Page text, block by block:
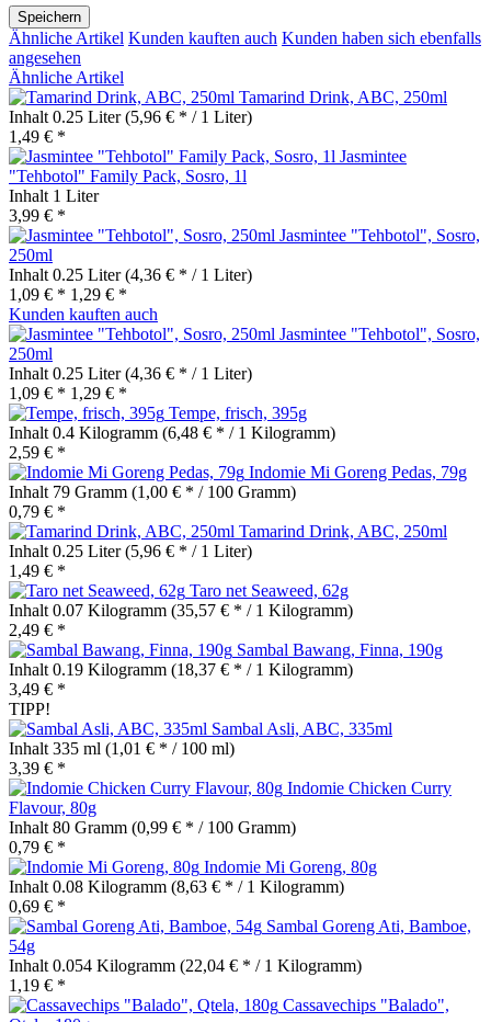
Speichern
Ähnliche Artikel Kunden kauften auch Kunden haben sich ebenfalls
angesehen
Ähnliche Artikel
Tamarind Drink, ABC, 250ml
Inhalt 0.25 Liter(5,96 € * / 1 Liter)
1,49 € *
Jasmintee
"Tehbotol" Family Pack, Sosro, 1l
Inhalt 1 Liter
3,99 € *
Jasmintee "Tehbotol", Sosro,
250ml
Inhalt 0.25 Liter(4,36 € * / 1 Liter)
1,09 € * 1,29 € *
Kunden kauften auch
Jasmintee "Tehbotol", Sosro,
250ml
Inhalt 0.25 Liter(4,36 € * / 1 Liter)
1,09 € * 1,29 € *
Tempe, frisch, 395g
Inhalt 0.4 Kilogramm (6,48 € * / 1 Kilogramm)
2,59 € *
Indomie Mi Goreng Pedas, 79g
Inhalt 79 Gramm (1,00 € * / 100 Gramm)
0,79 € *
Tamarind Drink, ABC, 250ml
Inhalt 0.25 Liter(5,96 € * / 1 Liter)
1,49 € *
Taro net Seaweed, 62g
Inhalt 0.07 Kilogramm (35,57 € * / 1 Kilogramm)
2,49 € *
Sambal Bawang, Finna, 190g
Inhalt 0.19 Kilogramm (18,37 € * / 1 Kilogramm)
3,49 € *
TIPP!
Sambal Asli, ABC, 335ml
Inhalt 335 ml (1,01 € * / 100 ml)
3,39 € *
Indomie Chicken Curry
Flavour, 80g
Inhalt 80 Gramm (0,99 € * / 100 Gramm)
0,79 € *
Indomie Mi Goreng, 80g
Inhalt 0.08 Kilogramm (8,63 € * / 1 Kilogramm)
0,69 € *
Sambal Goreng Ati, Bamboe,
54g
Inhalt 0.054 Kilogramm (22,04 € * / 1 Kilogramm)
1,19 € *
Cassavechips "Balado",